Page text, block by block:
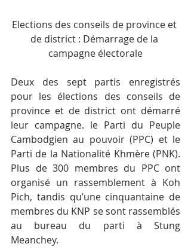
Elections des conseils de province et
de district : Démarrage de la
campagne électorale
Deux des sept partis enregistrés
pour les élections des conseils de
province et de district ont démarré
leur campagne. le Parti du Peuple
Cambodgien au pouvoir (PPC) et le
Parti de la Nationalité Khmère (PNK).
Plus de 300 membres du PPC ont
organisé un rassemblement à Koh
Pich, tandis qu’une cinquantaine de
membres du KNP se sont rassemblés
au bureau du parti à Stung
Meanchey.